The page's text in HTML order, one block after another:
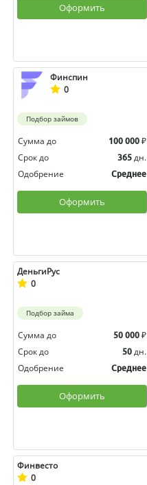
Оформить
Финспин
0
Подбор займов
Сумма до 100 000 ₽
Срок до
365 дн.
Одобрение
Среднее
Оформить
ДеньгиРус
0
Подбор займа
Сумма до 50 000 ₽
Срок до
50 дн.
Одобрение
Среднее
Оформить
Финвесто
0